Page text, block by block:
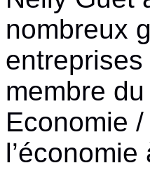
nombreux
entreprises
membre du
Economie /
l’économie